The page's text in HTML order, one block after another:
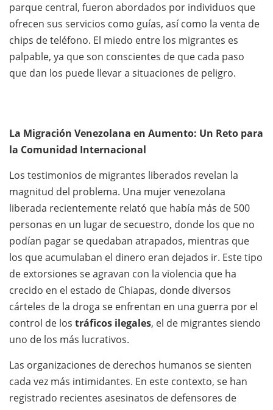
parque central, fueron abordados por individuos que
ofrecen sus servicios como guías, así como la venta de
chips de teléfono. El miedo entre los migrantes es
palpable, ya que son conscientes de que cada paso
que dan los puede llevar a situaciones de peligro.
La Migración Venezolana en Aumento: Un Reto para
la Comunidad Internacional
Los testimonios de migrantes liberados revelan la
magnitud del problema. Una mujer venezolana
liberada recientemente relató que había más de 500
personas en un lugar de secuestro, donde los que no
podían pagar se quedaban atrapados, mientras que
los que acumulaban el dinero eran dejados ir. Este tipo
de extorsiones se agravan con la violencia que ha
crecido en el estado de Chiapas, donde diversos
cárteles de la droga se enfrentan en una guerra por el
control de los tráficos ilegales, el de migrantes siendo
uno de los más lucrativos.
Las organizaciones de derechos humanos se sienten
cada vez más intimidantes. En este contexto, se han
registrado recientes asesinatos de defensores de